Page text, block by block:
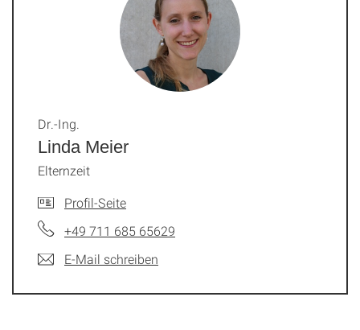
Linda Meier
Dr.-Ing.
Elternzeit
Profil-Seite
+49 711 685 65629
E-Mail schreiben